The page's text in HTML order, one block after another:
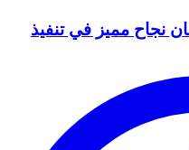
نجاح مميز في تنفيذ